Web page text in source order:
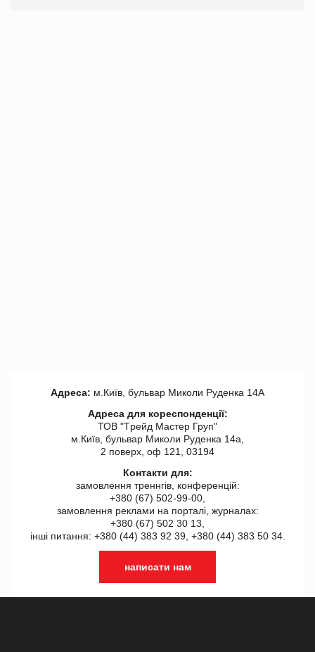
Адреса: м.Київ, бульвар Миколи Руденка 14А
Адреса для кореспонденції:
ТОВ "Tрейд Мастер Груп"
м.Київ, бульвар Миколи Руденка 14а,
2 поверх, оф 121, 03194
Контакти для:
замовлення треннгів, конференцій:
+380 (67) 502-99-00,
замовлення реклами на порталі, журналах:
+380 (67) 502 30 13,
інші питання: +380 (44) 383 92 39, +380 (44) 383 50 34.
написати нам